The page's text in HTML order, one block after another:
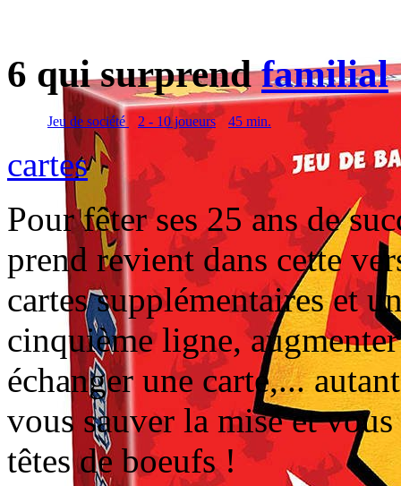
6 qui surprendfamilial
Jeu de société 2 - 10 joueurs 45 min.
cartes
Pour fêter ses 25 ans de
prend revient dans cette
cartes supplémentaires et
cinquième ligne,
échanger une carte,...
vous sauver la mise et
têtes de boeufs !